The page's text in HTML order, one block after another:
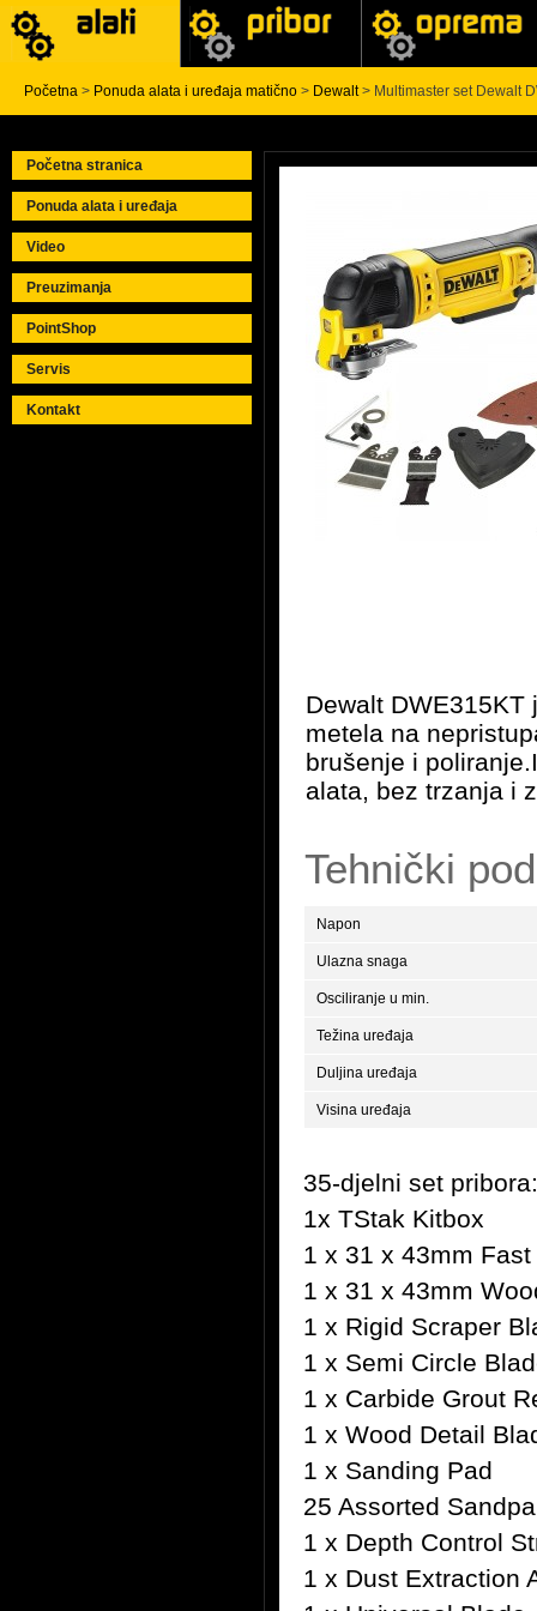
Početna > Ponuda alata i uređaja matično > Dewalt> Multimaster set Dewalt
Početna stranica
Ponuda alata i uređaja
Video
Preuzimanja
PointShop
Servis
Kontakt
Dewalt
metela na
brušenje i
alata, bez trzanja i
Tehnički
Napon
Ulazna snaga
Osciliranje u min.
Težina uređaja
Duljina uređaja
Visina uređaja
35-djelni set pribora:
1x TStak Kitbox
1 x 31 x 43mm
1 x 31 x 43mm
1 x Rigid Scraper
1 x Semi Circle
1 x Carbide Grout
1 x Wood Detail
1 x Sanding Pad
25 Assorted
1 x Depth Control
1 x Dust Extraction